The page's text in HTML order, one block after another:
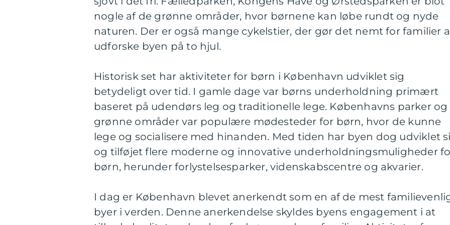
nogle af de grønne områder, hvor børnene kan løbe rundt og nyde
naturen. Der er også mange cykelstier, der gør det nemt for familier
udforske byen på to hjul.
Historisk set har aktiviteter for børn i København udviklet sig
betydeligt over tid. I gamle dage var børns underholdning primært
baseret på udendørs leg og traditionelle lege. Københavns parker og
grønne områder var populære mødesteder for børn, hvor de kunne
lege og socialisere med hinanden. Med tiden har byen dog udviklet
og tilføjet flere moderne og innovative underholdningsmuligheder
børn, herunder forlystelsesparker, videnskabscentre og akvarier.
I dag er København blevet anerkendt som en af de mest
byer i verden. Denne anerkendelse skyldes byens engagement i at